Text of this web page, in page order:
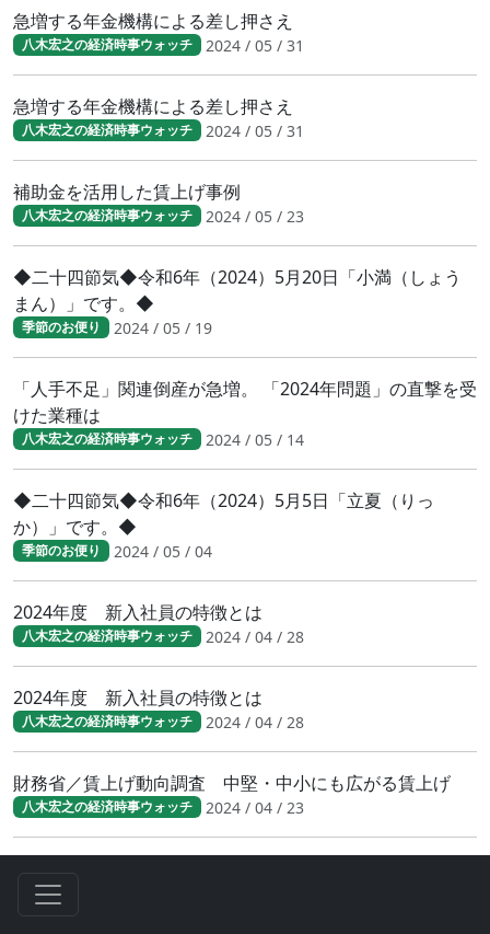
急増する年金機構による差し押さえ
八木宏之の経済時事ウォッチ 2024 / 05 / 31
急増する年金機構による差し押さえ
八木宏之の経済時事ウォッチ 2024 / 05 / 31
補助金を活用した賃上げ事例
八木宏之の経済時事ウォッチ 2024 / 05 / 23
◆二十四節気◆令和6年（2024）5月20日「小満（しょう
まん）」です。◆
季節のお便り 2024 / 05 / 19
「人手不足」関連倒産が急増。 「2024年問題」の直撃を受
けた業種は
八木宏之の経済時事ウォッチ 2024 / 05 / 14
◆二十四節気◆令和6年（2024）5月5日「立夏（りっ
か）」です。◆
季節のお便り 2024 / 05 / 04
2024年度 新入社員の特徴とは
八木宏之の経済時事ウォッチ 2024 / 04 / 28
2024年度 新入社員の特徴とは
八木宏之の経済時事ウォッチ 2024 / 04 / 28
財務省／賃上げ動向調査 中堅・中小にも広がる賃上げ
八木宏之の経済時事ウォッチ 2024 / 04 / 23
う）」です。◆